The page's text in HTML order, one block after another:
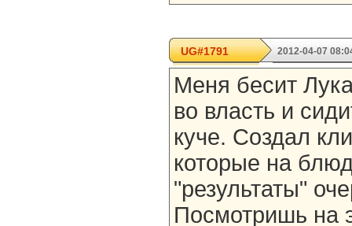
UG#1791 2012-04-07
Меня бесит
во власть и
куче. Создал
которые на
"результаты"
Посмотришь на